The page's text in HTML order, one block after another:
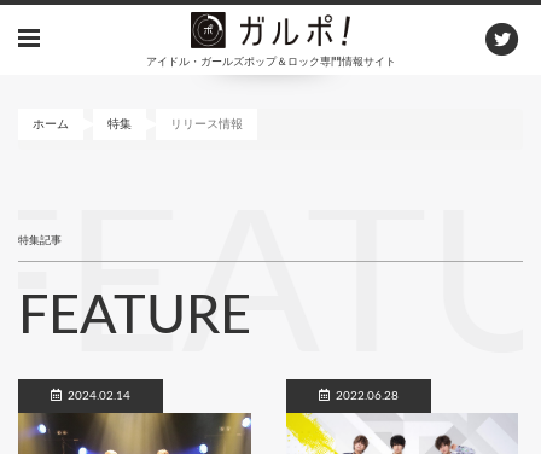
アイドル・ガールズポップ＆ロック専門情報サイト
ホーム 特集 リリース情報
特集記事
FEATURE
2024.02.14 2022.06.28